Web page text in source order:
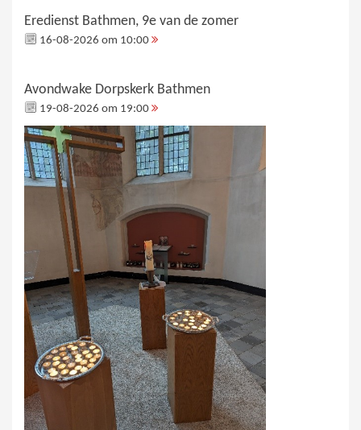
Eredienst Bathmen, 9e van de zomer
16-08-2026 om 10:00
Avondwake Dorpskerk Bathmen
19-08-2026 om 19:00